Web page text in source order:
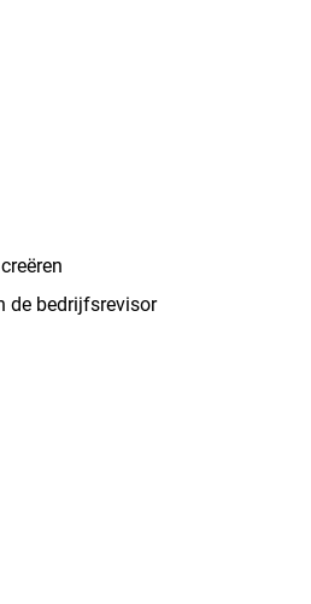
de bedrijfsrevisor